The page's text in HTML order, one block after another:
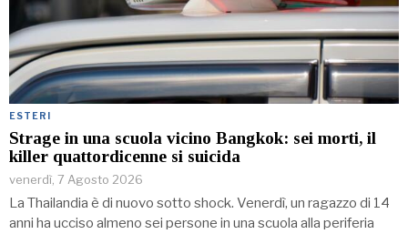
ESTERI
Strage in una scuola vicino Bangkok: sei morti, il
killer quattordicenne si suicida
venerdì, 7 Agosto 2026
La Thailandia è di nuovo sotto shock. Venerdì, un ragazzo di 14
anni ha ucciso almeno sei persone in una scuola alla periferia